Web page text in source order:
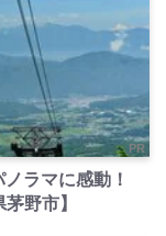
PR
ラマに感動！
野市】